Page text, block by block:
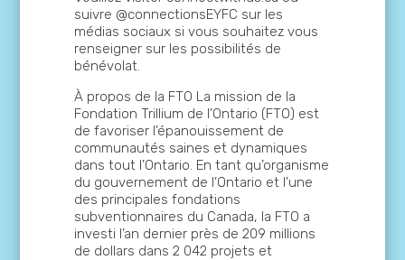
suivre @connectionsEYFC sur les
médias sociaux si vous souhaitez vous
renseigner sur les possibilités de
bénévolat.
À propos de la FTO La mission de la
Fondation Trillium de l’Ontario (FTO) est
de favoriser l’épanouissement de
communautés saines et dynamiques
dans tout l’Ontario. En tant qu’organisme
du gouvernement de l’Ontario et l’une
des principales fondations
subventionnaires du Canada, la FTO a
investi l’an dernier près de 209 millions
de dollars dans 2 042 projets et